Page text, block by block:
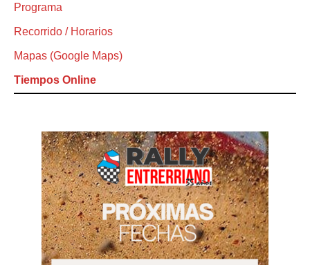
Programa
Recorrido / Horarios
Mapas (Google Maps)
Tiempos Online